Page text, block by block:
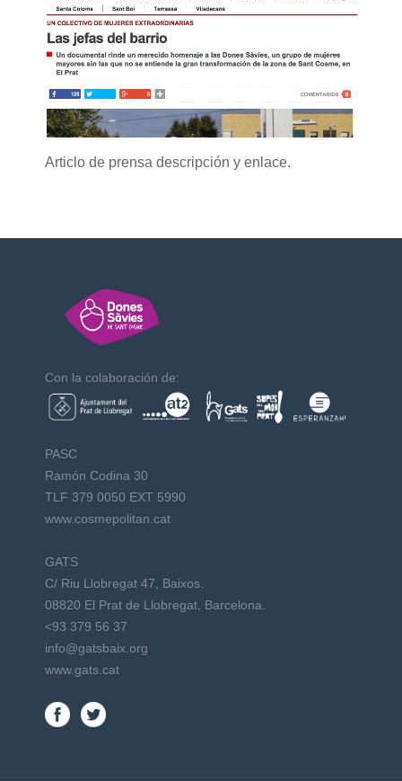
Articlo de prensa descripción y enlace.
Con la colaboración de:
PASC
Ramón Codina 30
TLF 379 0050 EXT 5990
www.cosmepolitan.cat
GATS
C/ Riu Llobregat 47, Baixos.
08820 El Prat de Llobregat, Barcelona.
<93 379 56 37
info@gatsbaix.org
www.gats.cat